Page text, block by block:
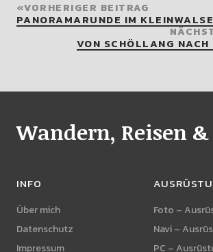
VORHERIGER BEITRAG
PANORAMARUNDE IM
VON SCHÖLLANG NACH
Wandern, Reisen
INFO
Über mich
Datenschutz
Impressum
Foto –
Navi –
PC –